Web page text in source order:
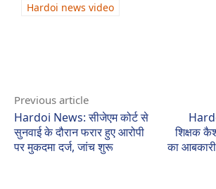
Hardoi news video
Previous article
Hardoi News: सीजेएम कोर्ट से
सुनवाई के दौरान फरार हुए आरोपी
पर मुकदमा दर्ज, जांच शुरू
शिक्षक
का